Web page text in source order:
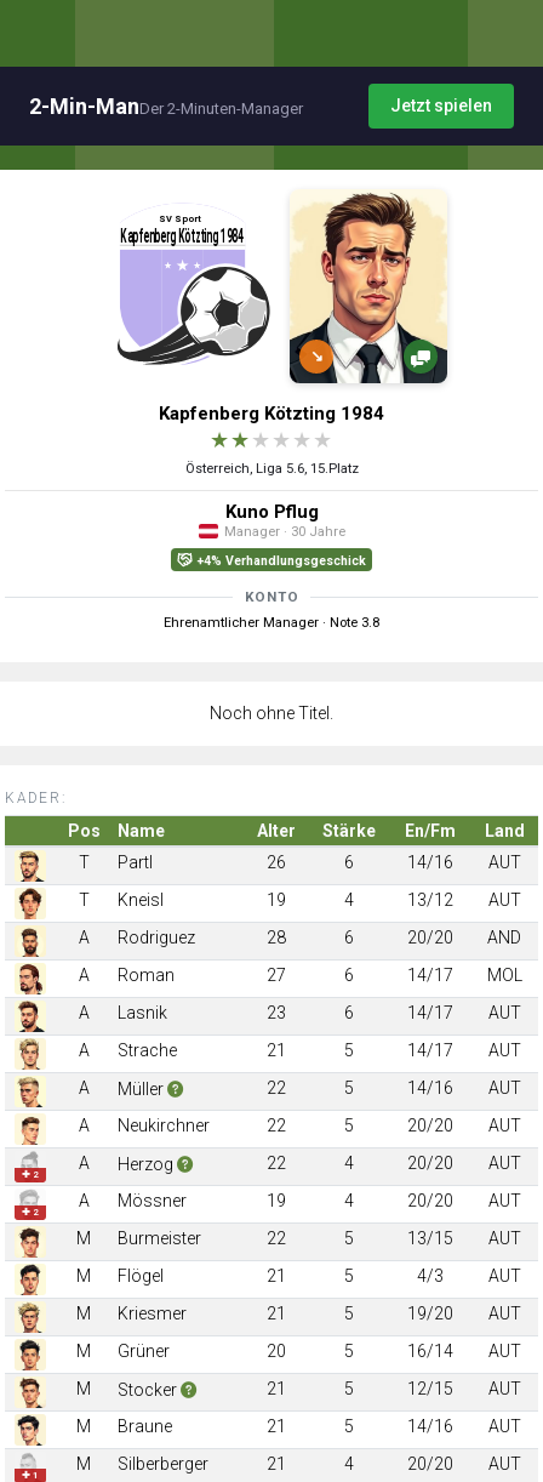
2-Min-ManDer 2-Minuten-Manager Jetzt spielen
↘
Kapfenberg Kötzting 1984
★★★ ★ ★ ★
Österreich, Liga 5.6, 15.Platz
Kuno Pflug
Manager · 30 Jahre
+4% Verhandlungsgeschick
KONTO
Ehrenamtlicher Manager · Note 3.8
Noch ohne Titel.
KADER:
Pos Name Alter Stärke En/Fm
Land
T
Partl 26 6 14/16
AUT
T
Kneisl 19 4 13/12
AUT
A
Rodriguez 28 6 20/20
AND
A
Roman 27 6 14/17
MOL
A
Lasnik 23 6 14/17
AUT
A
Strache 21 5 14/17
AUT
A
Müller 22 5 14/16
AUT
A
Neukirchner 22 5 20/20 AUT
✚ 2
A Herzog 22 4 20/20 AUT
✚ 2
A Mössner 19 4 20/20
AUT
M
Burmeister 22 5 13/15
AUT
M
Flögel 21 5 4/3
AUT
M
Kriesmer 21 5 19/20
AUT
M
Grüner 20 5 16/14
AUT
M
Stocker 21 5 12/15
AUT
M
Braune 21 5 14/16 AUT
✚ 1
M Silberberger 21 4 20/20
AUT